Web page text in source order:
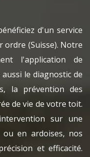
d'un service
ordre (Suisse). Notre
l'application de
le diagnostic de
la prévention des
de vie de votre toit.
sur une
en ardoises, nos
et efficacité.